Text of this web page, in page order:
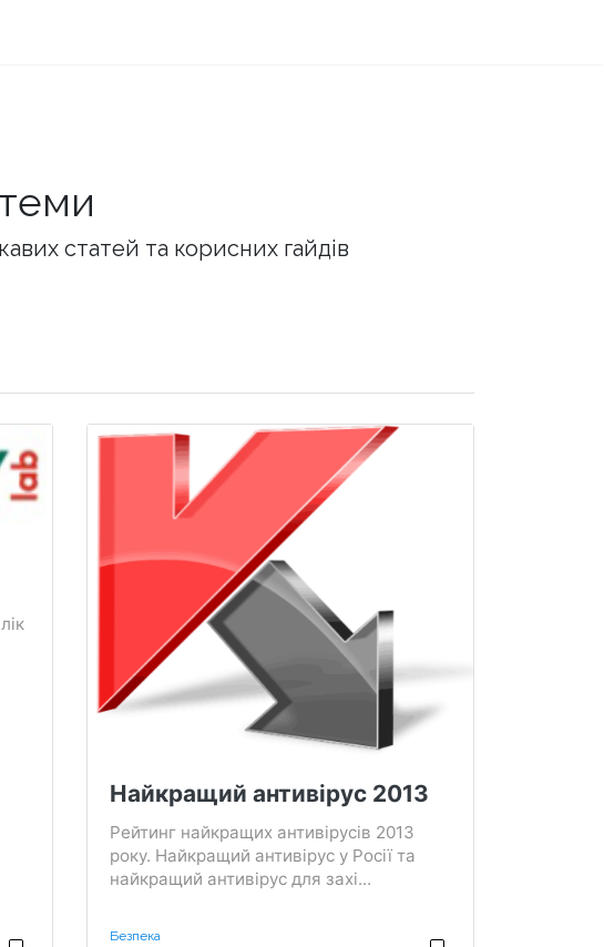
статей та корисних гайдів
Найкращий антивірус 2013
Рейтинг найкращих антивірусів 2013
року. Найкращий антивірус у Росії та
найкращий антивірус для захі...
Безпека